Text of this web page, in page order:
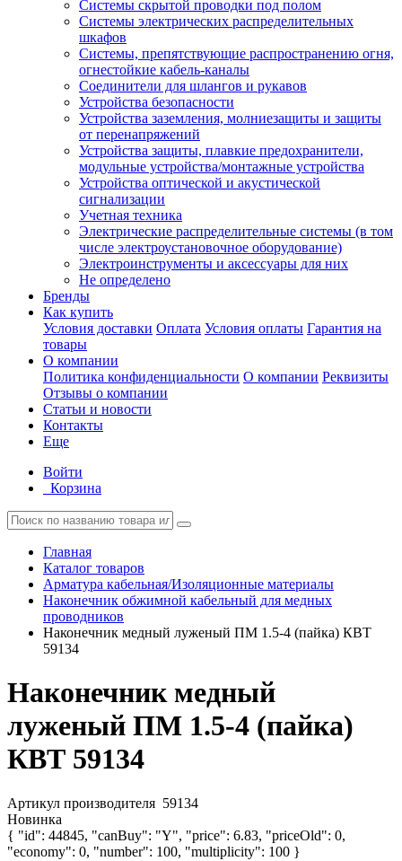
Системы скрытой проводки под полом
Системы электрических распределительных
шкафов
Системы, препятствующие распространению огня,
огнестойкие кабель-каналы
Соединители для шлангов и рукавов
Устройства безопасности
Устройства заземления, молниезащиты и защиты
от перенапряжений
Устройства защиты, плавкие предохранители,
модульные устройства/монтажные устройства
Устройства оптической и акустической
сигнализации
Учетная техника
Электрические распределительные системы (в том
числе электроустановочное оборудование)
Электроинструменты и аксессуары для них
Не определено
Бренды
Как купить
Условия доставки Оплата Условия оплаты Гарантия на
товары
О компании
Политика конфиденциальности О компании Реквизиты
Отзывы о компании
Статьи и новости
Контакты
Еще
Войти
Корзина
Главная
Каталог товаров
Арматура кабельная/Изоляционные материалы
Наконечник обжимной кабельный для медных
проводников
Наконечник медный луженый ПМ 1.5-4 (пайка) КВТ
59134
Наконечник медный
луженый ПМ 1.5-4 (пайка)
КВТ 59134
Артикул производителя 59134
Новинка
{ "id": 44845, "canBuy": "Y", "price": 6.83, "priceOld": 0,
"economy": 0, "number": 100, "multiplicity": 100 }